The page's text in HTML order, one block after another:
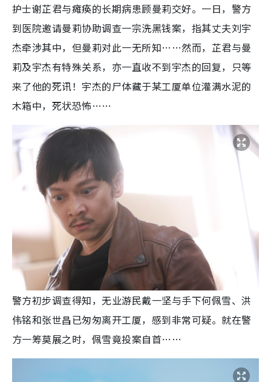
护士谢芷君与瘫痪的长期病患顾曼莉交好。一日，警方
到医院邀请曼莉协助调查一宗洗黑钱案，指其丈夫刘宇
杰牵涉其中，但曼莉对此一无所知……然而，芷君与曼
莉及宇杰有特殊关系，亦一直收不到宇杰的回复，只等
来了他的死讯！宇杰的尸体藏于某工厦单位灌满水泥的
木箱中，死状恐怖……
警方初步调查得知，无业游民戴一坚与手下何佩雪、洪
伟铭和张世昌已匆匆离开工厦，感到非常可疑。就在警
方一筹莫展之时，佩雪竟投案自首……